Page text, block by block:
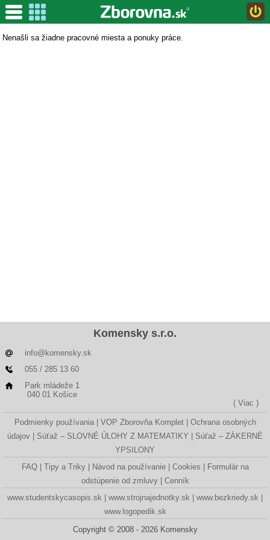
Mapa voľných pracovných pozícií
Nenašli sa žiadne pracovné miesta a ponuky práce.
Komensky s.r.o.
info@komensky.sk
055 / 285 13 60
Park mládeže 1
040 01 Košice
( Viac )
Podmienky používania VOP Zborovňa Komplet
Ochrana osobných
údajov
Súťaž – SLOVNÉ ÚLOHY Z MATEMATIKY
Súťaž – ZÁKERNÉ
YPSILONY
FAQ
Tipy a Triky Návod na používanie Cookies
Formulár na
odstúpenie od zmluvy
Cenník
www.studentskycasopis.sk
www.strojnajednotky.sk
www.bezkriedy.sk
www.logopedik.sk
Copyright © 2008 - 2026 Komensky